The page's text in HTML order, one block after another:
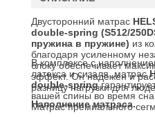
Двусторонний матрас
double-spring (S512/250
пружина в пружине) из
благодаря усиленному
блоку обеспечивает
эффект. Он надежен и
разницу нагрузки для
В комплексе с
латекса и сизаля, матрас
double-spring
вашей спины во время
Матрас премиального
Наполнение матраса.